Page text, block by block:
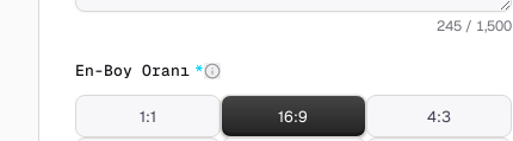
245 / 1,500
En-Boy Oranı *
1:1 16:9 4:3